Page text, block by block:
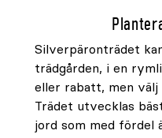
Silverpäronträdet
trädgården, i en
eller rabatt, men välj
Trädet utvecklas
jord som med fördel